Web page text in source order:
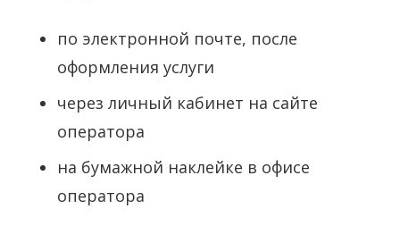
по электронной почте, после
оформления услуги
через личный кабинет на сайте
оператора
на бумажной наклейке в офисе
оператора